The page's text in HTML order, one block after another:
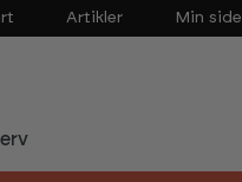
Artikler Min side